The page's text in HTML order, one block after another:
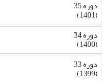
دوره 35
(1401)
دوره 34
(1400)
دوره 33
(1399)